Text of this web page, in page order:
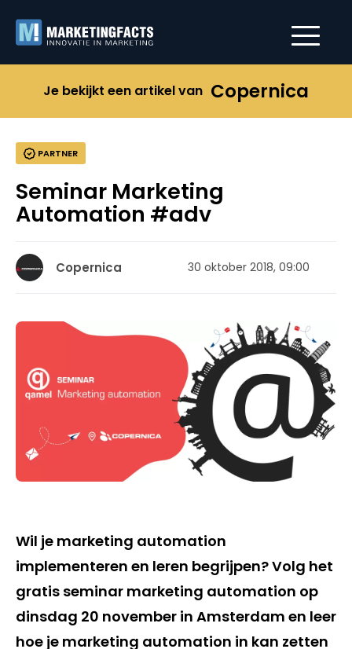
Je bekijkt een artikel van Copernica
PARTNER
Seminar Marketing
Automation #adv
Copernica 30 oktober 2018, 09:00
Wil je marketing automation
implementeren en leren begrijpen? Volg het
gratis seminar marketing automation op
dinsdag 20 november in Amsterdam en leer
hoe je marketing automation in kan zetten